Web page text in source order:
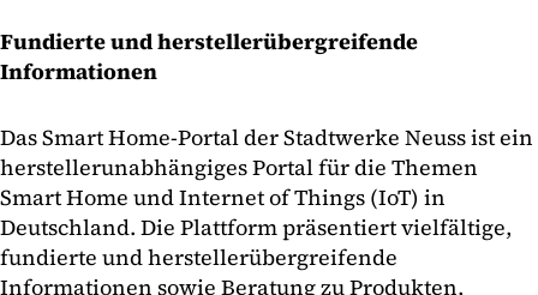
Fundierte und herstellerübergreifende
Informationen
Das Smart Home-Portal der Stadtwerke Neuss ist ein
herstellerunabhängiges Portal für die Themen
Smart Home und Internet of Things (IoT) in
Deutschland. Die Plattform präsentiert vielfältige,
fundierte und herstellerübergreifende
Informationen sowie Beratung zu Produkten,